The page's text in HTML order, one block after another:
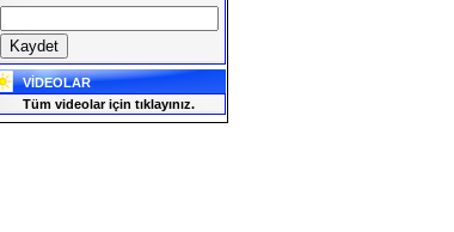
VİDEOLAR
Tüm videolar için tıklayınız.